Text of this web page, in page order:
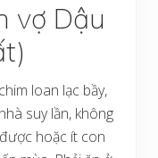
vợ Dậu
loan lạc bầy,
suy lần, không
hoặc ít con